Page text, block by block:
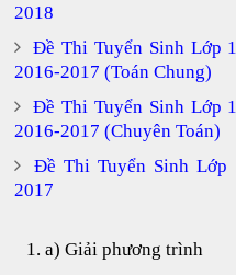
2018
Đề Thi Tuyển Sinh Lớp
2016-2017 (Toán Chung)
Đề Thi Tuyển Sinh Lớp
2016-2017 (Chuyên Toán)
Đề Thi Tuyển Sinh Lớp
2017
a) Giải phương trình